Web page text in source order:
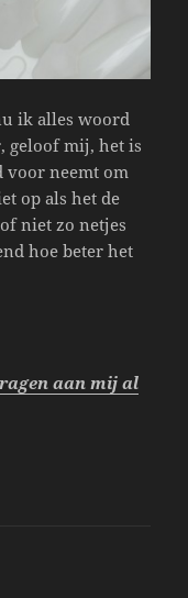
ik alles woord
geloof mij, het is
voor neemt om
op als het de
niet zo netjes
hoe beter het
aan mij al